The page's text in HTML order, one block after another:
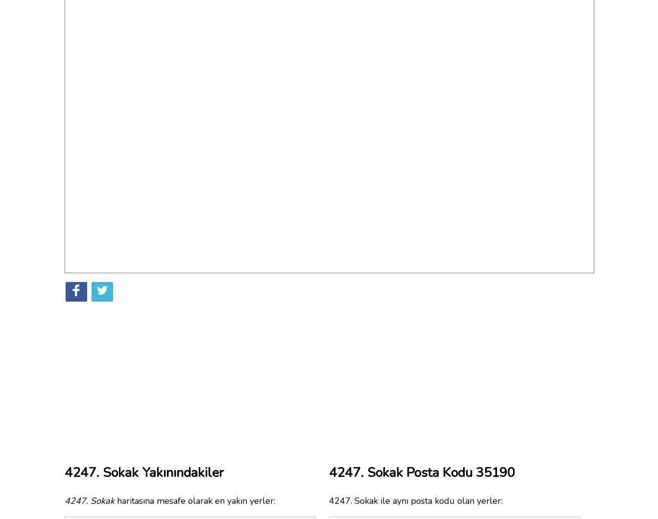
4247. Sokak Yakınındakiler
4247. Sokakharitasına mesafe olarak en yakın yerler:
4247. Sokak Posta Kodu 35190
4247. Sokak ile aynı posta kodu olan yerler: